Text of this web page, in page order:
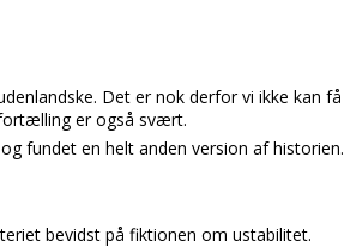
Det er nok derfor vi ikke kan få
er også svært.
fundet en helt anden version af historien.
bevidst på fiktionen om ustabilitet.